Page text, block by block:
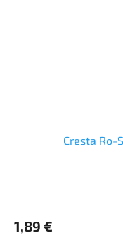
Cresta Ro-
1,89 €